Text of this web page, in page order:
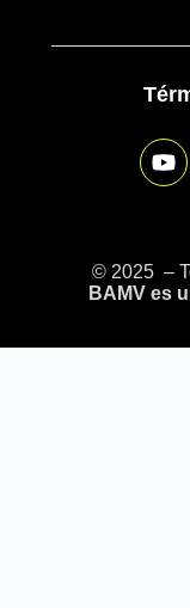
© 2025 –
BAMV es